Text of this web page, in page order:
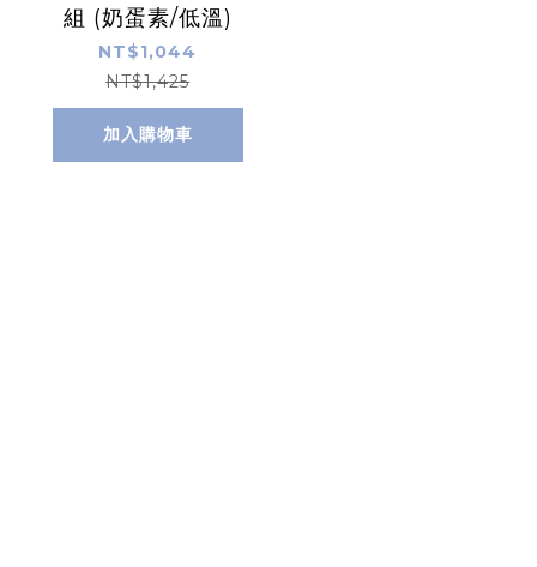
組 (奶蛋素/低溫)
NT$1,044
NT$1,425
加入購物車